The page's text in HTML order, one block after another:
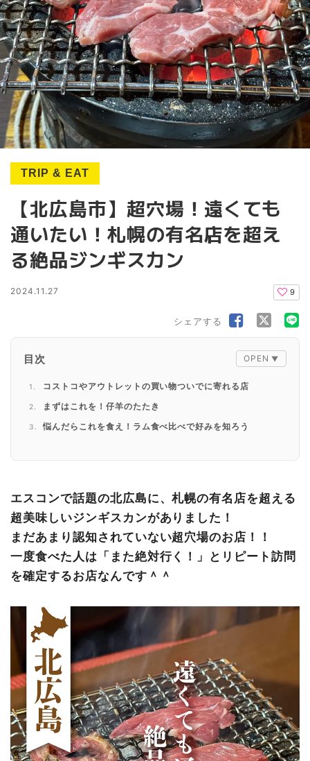
TRIP & EAT
【北広島市】超穴場！遠くても
通いたい！札幌の有名店を超え
る絶品ジンギスカン
2024.11.27 9
シェアする
目次
コストコやアウトレットの買い物ついでに寄れる店
まずはこれを！仔羊のたたき
悩んだらこれを食え！ラム食べ比べで好みを知ろう
応援したい！愛されるお店
店舗情報
エスコンで話題の北広島に、札幌の有名店を超える
超美味しいジンギスカンがありました！
まだあまり認知されていない超穴場のお店！！
一度食べた人は「また絶対行く！」とリピート訪問
を確定するお店なんです＾＾